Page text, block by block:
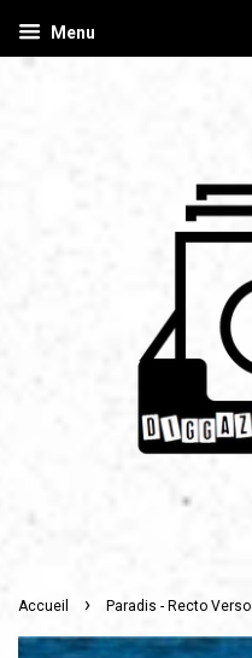
Menu
Accueil › Paradis - Recto Verso